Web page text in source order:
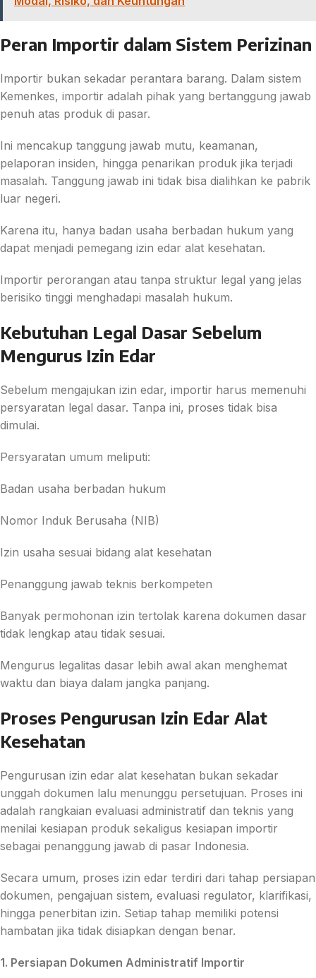
Peran Importir dalam Sistem Perizinan
Importir bukan sekadar perantara barang. Dalam sistem
Kemenkes, importir adalah pihak yang bertanggung jawab
penuh atas produk di pasar.
Ini mencakup tanggung jawab mutu, keamanan,
pelaporan insiden, hingga penarikan produk jika terjadi
masalah. Tanggung jawab ini tidak bisa dialihkan ke pabrik
luar negeri.
Karena itu, hanya badan usaha berbadan hukum yang
dapat menjadi pemegang izin edar alat kesehatan.
Importir perorangan atau tanpa struktur legal yang jelas
berisiko tinggi menghadapi masalah hukum.
Kebutuhan Legal Dasar Sebelum
Mengurus Izin Edar
Sebelum mengajukan izin edar, importir harus memenuhi
persyaratan legal dasar. Tanpa ini, proses tidak bisa
dimulai.
Persyaratan umum meliputi:
Badan usaha berbadan hukum
Nomor Induk Berusaha (NIB)
Izin usaha sesuai bidang alat kesehatan
Penanggung jawab teknis berkompeten
Banyak permohonan izin tertolak karena dokumen dasar
tidak lengkap atau tidak sesuai.
Mengurus legalitas dasar lebih awal akan menghemat
waktu dan biaya dalam jangka panjang.
Proses Pengurusan Izin Edar Alat
Kesehatan
Pengurusan izin edar alat kesehatan bukan sekadar
unggah dokumen lalu menunggu persetujuan. Proses ini
adalah rangkaian evaluasi administratif dan teknis yang
menilai kesiapan produk sekaligus kesiapan importir
sebagai penanggung jawab di pasar Indonesia.
Secara umum, proses izin edar terdiri dari tahap persiapan
dokumen, pengajuan sistem, evaluasi regulator, klarifikasi,
hingga penerbitan izin. Setiap tahap memiliki potensi
hambatan jika tidak disiapkan dengan benar.
1. Persiapan Dokumen Administratif Importir